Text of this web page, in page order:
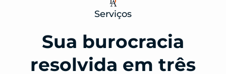
Serviços
Sua burocracia
resolvida em três